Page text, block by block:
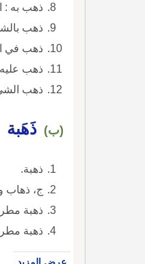
ذهب به :
ذهب
ذهب في
ذهب عليه
ذهب
(ب) ذَهَبة
ذهبة.
ج، ذهاب
ذهبة
ذهبة